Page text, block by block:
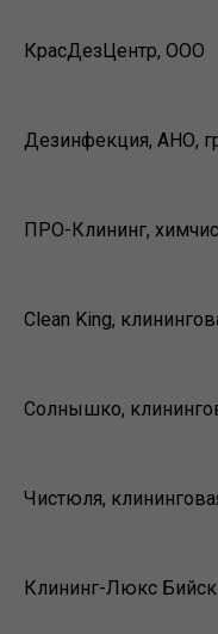
КрасДезЦентр, ООО
Дезинфекция, АНО,
ПРО-Клининг,
Clean King,
Солнышко,
Чистюля,
Клининг-Люкс Бийск